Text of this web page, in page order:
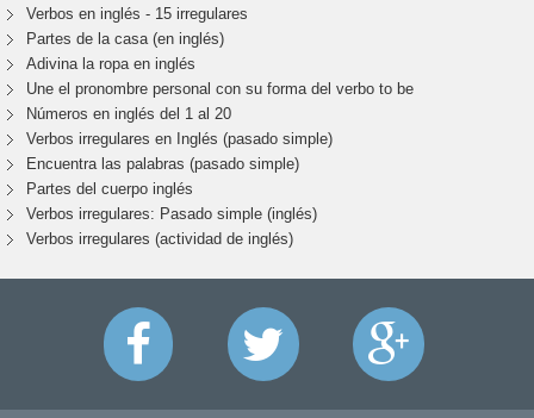
Verbos en inglés - 15 irregulares
Partes de la casa (en inglés)
Adivina la ropa en inglés
Une el pronombre personal con su forma del verbo to be
Números en inglés del 1 al 20
Verbos irregulares en Inglés (pasado simple)
Encuentra las palabras (pasado simple)
Partes del cuerpo inglés
Verbos irregulares: Pasado simple (inglés)
Verbos irregulares (actividad de inglés)